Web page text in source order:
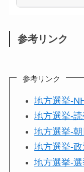
参考リンク
参考リンク
地方選挙-
地方選挙-
地方選挙-
地方選挙-政
地方選挙-